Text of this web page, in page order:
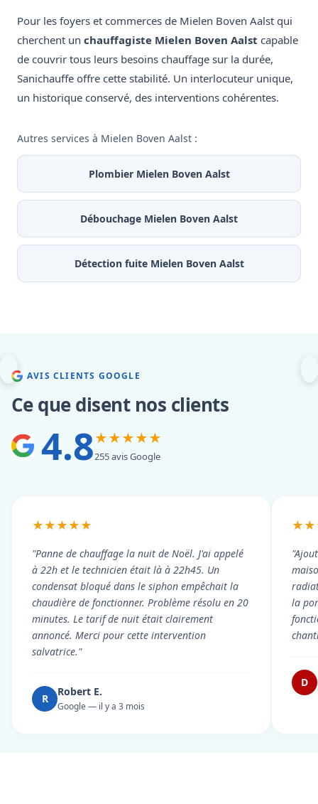
Pour les foyers et commerces de Mielen Boven Aalst qui
cherchent un chauffagiste Mielen Boven Aalst capable
de couvrir tous leurs besoins chauffage sur la durée,
Sanichauffe offre cette stabilité. Un interlocuteur unique,
un historique conservé, des interventions cohérentes.
Autres services à Mielen Boven Aalst :
Plombier Mielen Boven Aalst
Débouchage Mielen Boven Aalst
Détection fuite Mielen Boven Aalst
AVIS CLIENTS GOOGLE
Ce que disent nos clients
4.8★★★★★
255 avis Google
★★★★★
"Panne de chauffage la nuit de Noël. J'ai appelé
à 22h et le technicien était là à 22h45. Un
condensat bloqué dans le siphon empêchait la
chaudière de fonctionner. Problème résolu en 20
minutes. Le tarif de nuit était clairement
annoncé. Merci pour cette intervention
salvatrice."
R
Robert E.
Google — il y a 3 mois
la
D